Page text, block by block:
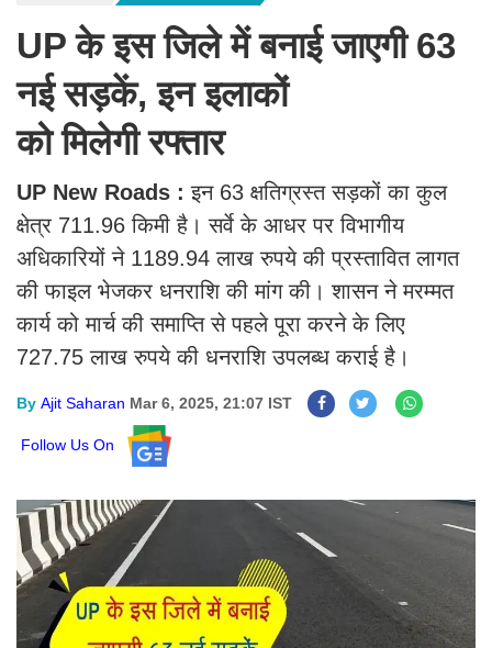
UP के इस जिले में बनाई जाएगी 63
नई सड़कें, इन इलाकों
को मिलेगी रफ्तार
UP New Roads :इन 63 क्षतिग्रस्त सड़कों का कुल
क्षेत्र 711.96 किमी है। सर्वे के आधर पर विभागीय
अधिकारियों ने 1189.94 लाख रुपये की प्रस्तावित लागत
की फाइल भेजकर धनराशि की मांग की। शासन ने मरम्मत
कार्य को मार्च की समाप्ति से पहले पूरा करने के लिए
727.75 लाख रुपये की धनराशि उपलब्ध कराई है।
By Ajit Saharan Mar 6, 2025, 21:07 IST
Follow Us On